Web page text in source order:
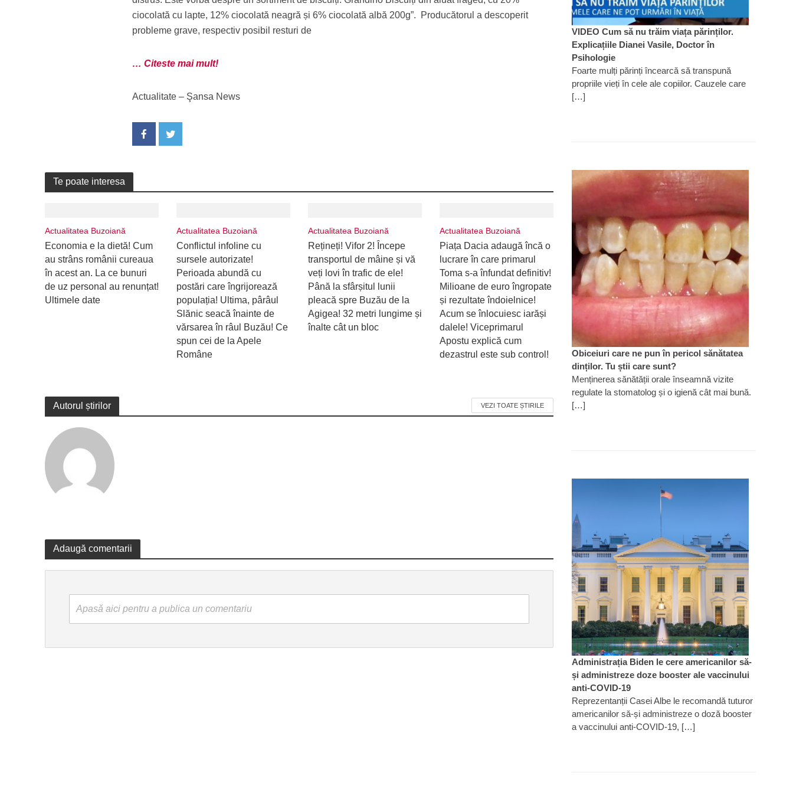
ciocolată cu lapte, 12% ciocolată neagră și 6% ciocolată albă 200g”. Producătorul a descoperit
probleme grave, respectiv posibil resturi de
… Citeste mai mult!
Actualitate – Şansa News
Te poate interesa
Actualitatea Buzoiană
Economia e la dietă! Cum
au strâns românii cureaua
în acest an. La ce bunuri
de uz personal au renunțat!
Ultimele date
Actualitatea Buzoiană
Conflictul infoline cu
sursele autorizate!
Perioada abundă cu
postări care îngrijorează
populația! Ultima, pârâul
Slănic seacă înainte de
vărsarea în râul Buzău! Ce
spun cei de la Apele
Române
Actualitatea Buzoiană
Rețineți! Vifor 2! Începe
transportul de mâine și vă
veți lovi în trafic de ele!
Până la sfârșitul lunii
pleacă spre Buzău de la
Agigea! 32 metri lungime și
înalte cât un bloc
Actualitatea Buzoiană
Piața Dacia adaugă încă o
lucrare în care primarul
Toma s-a înfundat definitiv!
Milioane de euro îngropate
și rezultate îndoielnice!
Acum se înlocuiesc iarăși
dalele! Viceprimarul
Apostu explică cum
dezastrul este sub control!
Autorul știrilor VEZI TOATE ȘTIRILE
Adaugă comentarii
Apasă aici pentru a publica un comentariu
VIDEO Cum să nu trăim viața părinților.
Explicațiile Dianei Vasile, Doctor în
Psihologie
Foarte mulți părinți încearcă să transpună
propriile vieți în cele ale copiilor. Cauzele care
[…]
Obiceiuri care ne pun în pericol sănătatea
dinților. Tu știi care sunt?
Menținerea sănătății orale înseamnă vizite
regulate la stomatolog și o igienă cât mai bună.
[…]
Administrația Biden le cere americanilor să-
și administreze doze booster ale vaccinului
anti-COVID-19
Reprezentanții Casei Albe le recomandă tuturor
americanilor să-și administreze o doză booster
a vaccinului anti-COVID-19, […]